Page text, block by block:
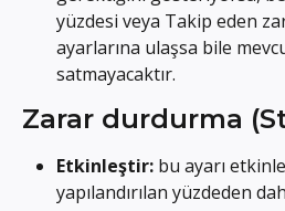
yüzdesi veya Takip eden
ayarlarına ulaşsa bile
satmayacaktır.
Zarar durdurma
Etkinleştir: bu ayarı
yapılandırılan yüzdeden